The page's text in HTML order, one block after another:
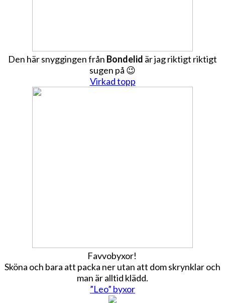
Den här snyggingen från Bondelid är jag riktigt riktigt
sugen på 😉
Virkad topp
Favvobyxor!
Sköna och bara att packa ner utan att dom skrynklar och
man är alltid klädd.
”Leo” byxor